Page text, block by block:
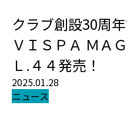
クラブ創設30周
ＶＩＳＰＡ ＭＡ
Ｌ.４４発売！
2025.01.28
ニュース